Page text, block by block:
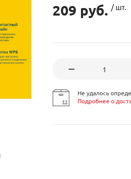
209 руб. / шт.
Не удалось
Подробнее о